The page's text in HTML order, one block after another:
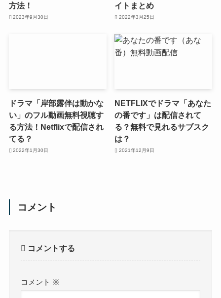
方法！
2023年9月30日
イトまとめ
2022年3月25日
ドラマ「岸部露伴は動かな
い」のフル動画無料視聴す
る方法！Netflixで配信され
てる？
2022年1月30日
NETFLIXでドラマ「あなた
の番です」は配信されて
る？無料で見れるサブスク
は？
2021年12月9日
コメント
コメントする
コメント ※